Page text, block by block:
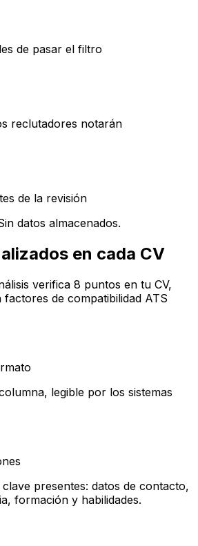
de pasar el filtro
reclutadores notarán
de la revisión
datos almacenados.
en cada CV
verifica 8 puntos en tu CV,
de compatibilidad ATS
legible por los sistemas
presentes: datos de contacto,
formación y habilidades.